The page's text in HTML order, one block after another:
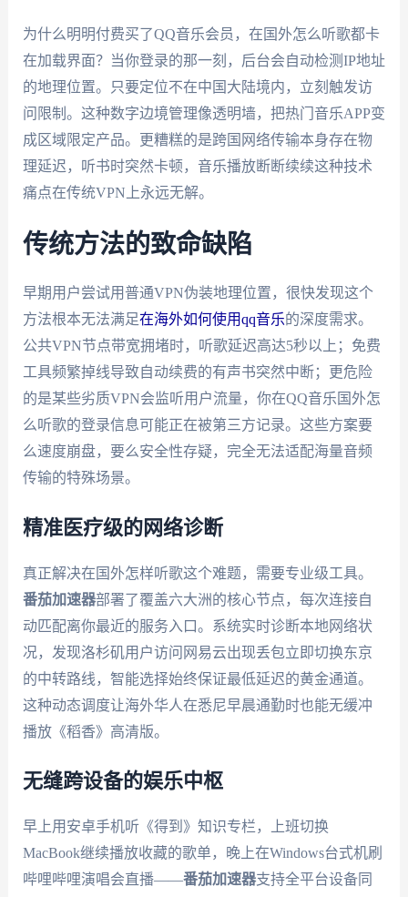
为什么明明付费买了QQ音乐会员，在国外怎么听歌都卡
在加载界面？当你登录的那一刻，后台会自动检测IP地址
的地理位置。只要定位不在中国大陆境内，立刻触发访
问限制。这种数字边境管理像透明墙，把热门音乐APP变
成区域限定产品。更糟糕的是跨国网络传输本身存在物
理延迟，听书时突然卡顿，音乐播放断断续续这种技术
痛点在传统VPN上永远无解。
传统方法的致命缺陷
早期用户尝试用普通VPN伪装地理位置，很快发现这个
方法根本无法满足在海外如何使用qq音乐的深度需求。
公共VPN节点带宽拥堵时，听歌延迟高达5秒以上；免费
工具频繁掉线导致自动续费的有声书突然中断；更危险
的是某些劣质VPN会监听用户流量，你在QQ音乐国外怎
么听歌的登录信息可能正在被第三方记录。这些方案要
么速度崩盘，要么安全性存疑，完全无法适配海量音频
传输的特殊场景。
精准医疗级的网络诊断
真正解决在国外怎样听歌这个难题，需要专业级工具。
番茄加速器部署了覆盖六大洲的核心节点，每次连接自
动匹配离你最近的服务入口。系统实时诊断本地网络状
况，发现洛杉矶用户访问网易云出现丢包立即切换东京
的中转路线，智能选择始终保证最低延迟的黄金通道。
这种动态调度让海外华人在悉尼早晨通勤时也能无缓冲
播放《稻香》高清版。
无缝跨设备的娱乐中枢
早上用安卓手机听《得到》知识专栏，上班切换
MacBook继续播放收藏的歌单，晚上在Windows台式机刷
哔哩哔哩演唱会直播——番茄加速器支持全平台设备同